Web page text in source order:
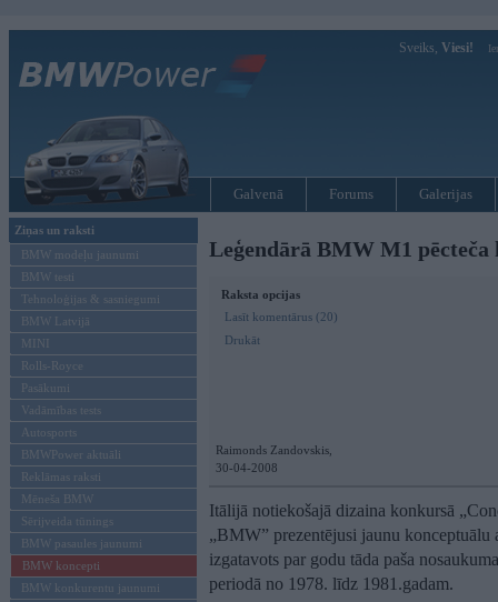
Sveiks, Viesi!
Galvenā Forums Galerijas
Ziņas un raksti
BMW modeļu jaunumi
BMW testi
Tehnoloģijas & sasniegumi
BMW Latvijā
MINI
Rolls-Royce
Pasākumi
Vadāmības tests
Autosports
BMWPower aktuāli
Reklāmas raksti
Mēneša BMW
Sērijveida tūnings
BMW pasaules jaunumi
BMW koncepti
BMW konkurentu jaunumi
Leģendārā BMW M1 pēcteča
Raksta opcijas
Lasīt komentārus (20)
Drukāt
Raimonds Zandovskis,
30-04-2008
Itālijā notiekošajā dizaina konkursā
„BMW” prezentējusi jaunu
izgatavots par godu tāda paša
periodā no 1978. līdz 1981.gadam.